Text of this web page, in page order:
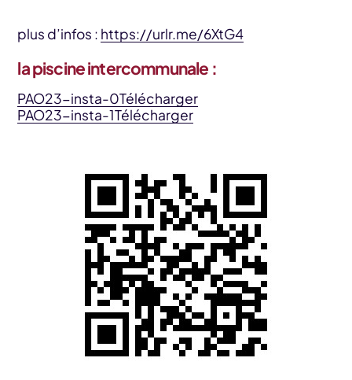
plus d’infos : https://urlr.me/6XtG4
la piscine intercommunale :
PAO23-insta-0Télécharger
PAO23-insta-1Télécharger